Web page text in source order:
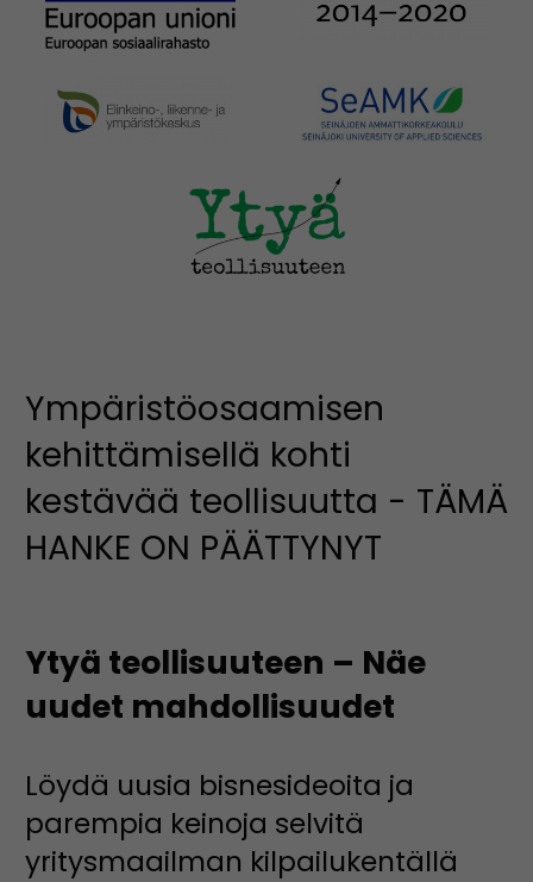
Ympäristöosaamisen
kehittämisellä kohti
kestävää teollisuutta - TÄMÄ
HANKE ON PÄÄTTYNYT
Ytyä teollisuuteen – Näe
uudet mahdollisuudet
Löydä uusia bisnesideoita ja
parempia keinoja selvitä
yritysmaailman kilpailukentällä